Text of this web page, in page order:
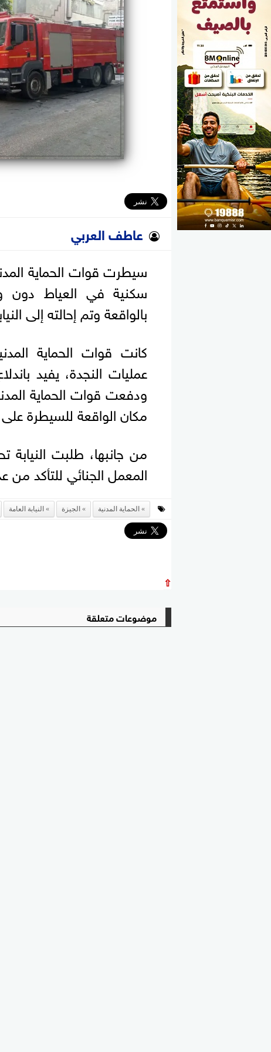
عاطف العربي
سيطرت قوات الحماية
سكنية في العياط دون
بالواقعة وتم إحالته إلى
كانت قوات الحماية
عمليات النجدة، يفيد
مكان الواقعة للسيطرة
من جانبها، طلبت النيابة
المعمل الجنائي للتأكد
الحماية المدنية الجيزة النيابة العامة
⇧
موضوعات متعلقة